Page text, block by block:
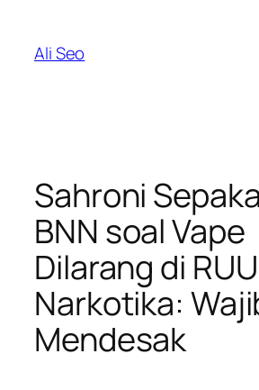
content
Ali Seo
Sahroni
BNN soal Vape
Dilarang di RUU
Narkotika:
Mendesak